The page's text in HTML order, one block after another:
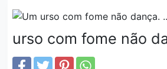
urso com fome não